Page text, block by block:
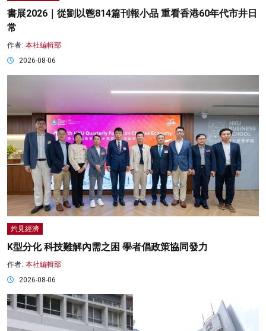
書展2026｜從劉以鬯814篇刊報小品 重看香港60年代市井日
常
作者: 本社編輯部
2026-08-06
灼見經濟
K型分化 科技難解內需之困 學者倡政策協同發力
作者: 本社編輯部
2026-08-06